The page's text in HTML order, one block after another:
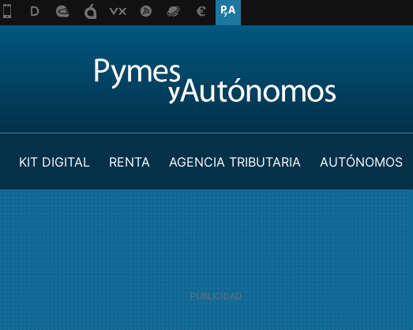
KIT DIGITAL RENTA AGENCIA TRIBUTARIA AUTÓNOMOS